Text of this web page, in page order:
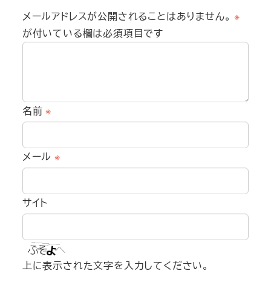
メールアドレスが公開されることはありません。 ※
が付いている欄は必須項目です
名前※
メール ※
サイト
上に表示された文字を入力してください。